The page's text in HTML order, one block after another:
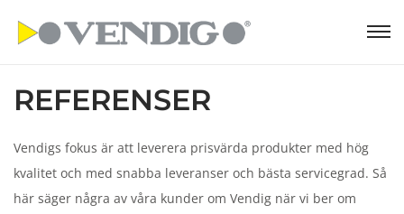
S
i
t
o
n
S
i
t
o
c
REFERENSER
Vendigs fokus är att leverera prisvärda produkter med hög
kvalitet och med snabba leveranser och bästa servicegrad. Så
här säger några av våra kunder om Vendig när vi ber om